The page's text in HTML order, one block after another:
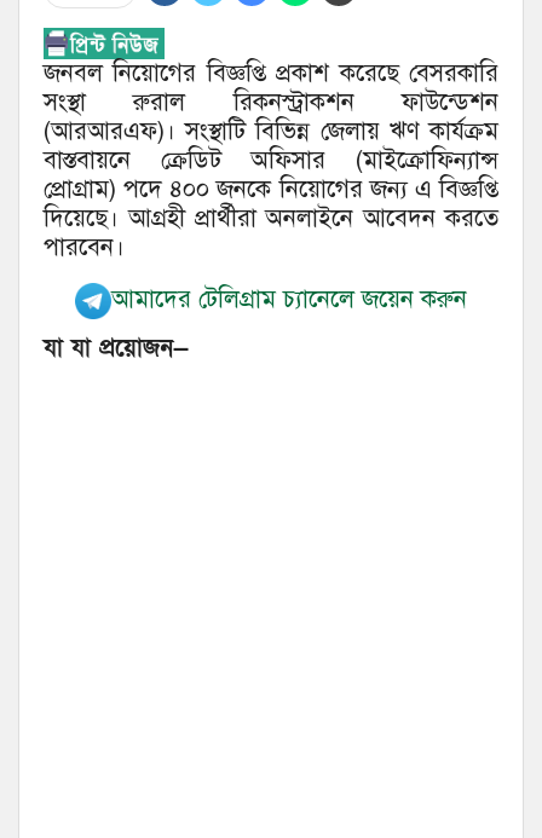
জনবল নিয়োগের বিজ্ঞপ্তি প্রকাশ করেছে বেসরকারি
সংস্থা রুরাল রিকনস্ট্রাকশন ফাউন্ডেশন
(আরআরএফ)। সংস্থাটি বিভিন্ন জেলায় ঋণ কার্যক্রম
বাস্তবায়নে ক্রেডিট অফিসার (মাইক্রোফিন্যান্স
প্রোগ্রাম) পদে ৪০০ জনকে নিয়োগের জন্য এ বিজ্ঞপ্তি
দিয়েছে। আগ্রহী প্রার্থীরা অনলাইনে আবেদন করতে
পারবেন।
আমাদের টেলিগ্রাম চ্যানেলে জয়েন করুন
যা যা প্রয়োজন—